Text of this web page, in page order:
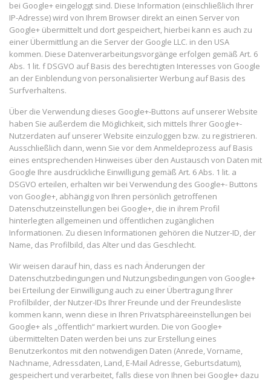
bei Google+ eingeloggt sind. Diese Information (einschließlich Ihrer
IP-Adresse) wird von Ihrem Browser direkt an einen Server von
Google+ übermittelt und dort gespeichert, hierbei kann es auch zu
einer Übermittlung an die Server der Google LLC. in den USA
kommen. Diese Datenverarbeitungsvorgänge erfolgen gemäß Art. 6
Abs. 1 lit. f DSGVO auf Basis des berechtigten Interesses von Google
an der Einblendung von personalisierter Werbung auf Basis des
Surfverhaltens.
Über die Verwendung dieses Google+-Buttons auf unserer Website
haben Sie außerdem die Möglichkeit, sich mittels Ihrer Google+-
Nutzerdaten auf unserer Website einzuloggen bzw. zu registrieren.
Ausschließlich dann, wenn Sie vor dem Anmeldeprozess auf Basis
eines entsprechenden Hinweises über den Austausch von Daten mit
Google Ihre ausdrückliche Einwilligung gemäß Art. 6 Abs. 1 lit. a
DSGVO erteilen, erhalten wir bei Verwendung des Google+- Buttons
von Google+, abhängig von Ihren persönlich getroffenen
Datenschutzeinstellungen bei Google+, die in ihrem Profil
hinterlegten allgemeinen und öffentlichen zugänglichen
Informationen. Zu diesen Informationen gehören die Nutzer-ID, der
Name, das Profilbild, das Alter und das Geschlecht.
Wir weisen darauf hin, dass es nach Änderungen der
Datenschutzbedingungen und Nutzungsbedingungen von Google+
bei Erteilung der Einwilligung auch zu einer Übertragung Ihrer
Profilbilder, der Nutzer-IDs Ihrer Freunde und der Freundesliste
kommen kann, wenn diese in Ihren Privatsphäreeinstellungen bei
Google+ als „öffentlich“ markiert wurden. Die von Google+
übermittelten Daten werden bei uns zur Erstellung eines
Benutzerkontos mit den notwendigen Daten (Anrede, Vorname,
Nachname, Adressdaten, Land, E-Mail Adresse, Geburtsdatum),
gespeichert und verarbeitet, falls diese von Ihnen bei Google+ dazu